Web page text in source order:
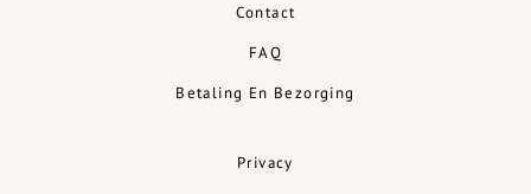
Contact
FAQ
Betaling En Bezorging
Privacy